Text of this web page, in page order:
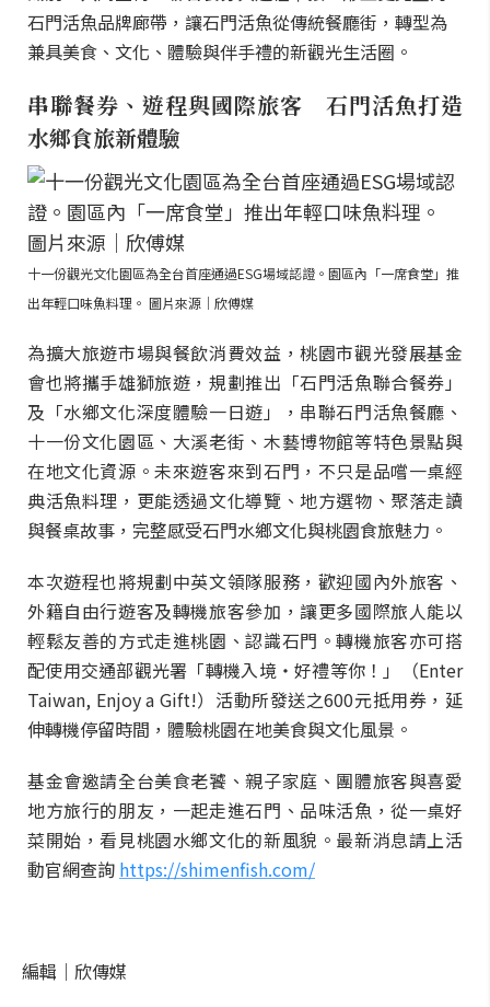
石門活魚品牌廊帶，讓石門活魚從傳統餐廳街，轉型為
兼具美食、文化、體驗與伴手禮的新觀光生活圈。
串聯餐券、遊程與國際旅客 石門活魚打造
水鄉食旅新體驗
十一份觀光文化園區為全台首座通過ESG場域認證。園區內「一席食堂」推
出年輕口味魚料理。 圖片來源｜欣傅媒
為擴大旅遊市場與餐飲消費效益，桃園市觀光發展基金
會也將攜手雄獅旅遊，規劃推出「石門活魚聯合餐券」
及「水鄉文化深度體驗一日遊」，串聯石門活魚餐廳、
十一份文化園區、大溪老街、木藝博物館等特色景點與
在地文化資源。未來遊客來到石門，不只是品嚐一桌經
典活魚料理，更能透過文化導覽、地方選物、聚落走讀
與餐桌故事，完整感受石門水鄉文化與桃園食旅魅力。
本次遊程也將規劃中英文領隊服務，歡迎國內外旅客、
外籍自由行遊客及轉機旅客參加，讓更多國際旅人能以
輕鬆友善的方式走進桃園、認識石門。轉機旅客亦可搭
配使用交通部觀光署「轉機入境・好禮等你！」（Enter
Taiwan, Enjoy a Gift!）活動所發送之600元抵用券，延
伸轉機停留時間，體驗桃園在地美食與文化風景。
基金會邀請全台美食老饕、親子家庭、團體旅客與喜愛
地方旅行的朋友，一起走進石門、品味活魚，從一桌好
菜開始，看見桃園水鄉文化的新風貌。最新消息請上活
動官網查詢 https://shimenfish.com/
編輯｜ 欣傳媒